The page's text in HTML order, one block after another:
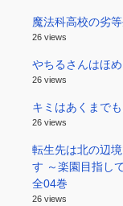
魔法科高校の劣
26 views
やちるさんはほ
26 views
キミはあくまで
26 views
転生先は北の辺
す ～楽園目指し
全04巻
26 views